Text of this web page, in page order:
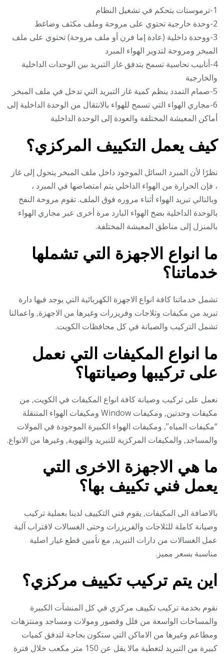
1-ترموستات يتحكم في تشغيل النظام
2-وحدة خارجية تحتوي على مروحة وملف مكثف وضاغط
3-ووحدة داخلية (عادة إما فرن أو ملف مروحة) تحتوي على ملف
المبخر ومروحة لتدوير الهواء المبرد
4-أنابيب نحاسية تسمح بتدفق غاز التبريد بين الوحدات الداخلية
والخارجية
5-صمام التمدد ينظم كمية غاز التبريد التي تدخل في ملف المبخر
6-مجاري الهواء التي تسمح للهواء بالانتقال من الوحدة الداخلية إلى
أماكن المعيشة المختلفة والعودة إلى الوحدة الداخلية
كيف يعمل التكييف المركزي؟
نظرًا لأن المبرد السائل الموجود داخل ملف المبخر يتحول إلى غاز
، فإن الحرارة من الهواء الداخلي يتم امتصاصها في المبرد ،
وبالتالي تبريد الهواء أثناء مروره فوق الملف. تقوم مروحة النفخ
بالوحدة الداخلية بضخ الهواء البارد مرة أخرى عبر مجاري الهواء
بالمنزل إلى مناطق المعيشة المختلفة.
ما انواع الاجهزة التي تشملها
خدماتنا؟
تشمل خدماتنا كافة انواع الاجهزة الكهربائية التي يوجد فيها دارة
تبريد من مكيفات وثلاجات وفريزرات وغيرها من الاجهزة, واعمالنا
تشمل التركيب والصيانة في كل محافظات الكويت.
ما انواع المكيفات التي نعمل
على تركيبها وصيانتها؟
نعمل على تركيب وصيانة كافة انواع المكيفات في الكويت, من
مكيفات وحدتين, ومكيفات Window ومكيفات الهواء المتنقلة
“مكيفات المياه”, ومكيفات الهواء الكبيرة الموجودة في المولات
والمساجد, والمكيفات المركزية للتبريد والتهوية, وغيرها من الانواع.
ما هي الاجهزة الاخرى التي
يعمل فني تكييف بها؟
بالاضافة الى المكيفات, يقوم فني التكييف لدينا بعملية تركيب
وصيانة كاملة للثلاجات والفريزرات وحتى الغسالات لاقتراب آلية
عمل الغسالات من دارات التبريد, مع تأمين قطع غيار اصلية
مناسبة بسعر مميز.
اين يتم تركيب تكييف مركزي؟
نقوم بخدمة تركيب تكييف مركزي في كل المنشآت الكبيرة
والمساحات الواسعة من فلل وقصور ومولات ومساجد ومنتزهات
ومطاعم وغيرها من الاماكن التي ستكون بحاجة لتدفق كميات
كبيرة من التبريد لتغطية مالا يقل عن 150 متر مكعب خلال فترة